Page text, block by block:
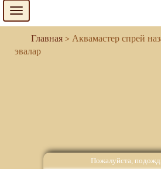
Пожалуйста,
Toggle
navigation
Аквамастер спрей
эвалар